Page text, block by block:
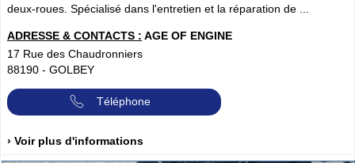
deux-roues. Spécialisé dans l'entretien et la réparation de ...
ADRESSE & CONTACTS : AGE OF ENGINE
17 Rue des Chaudronniers
88190 - GOLBEY
Téléphone
› Voir plus d'informations